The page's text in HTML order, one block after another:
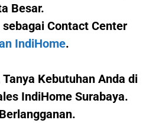
Besar.
Contact Center
IndiHome.
Tanya Kebutuhan Anda di
IndiHome Surabaya.